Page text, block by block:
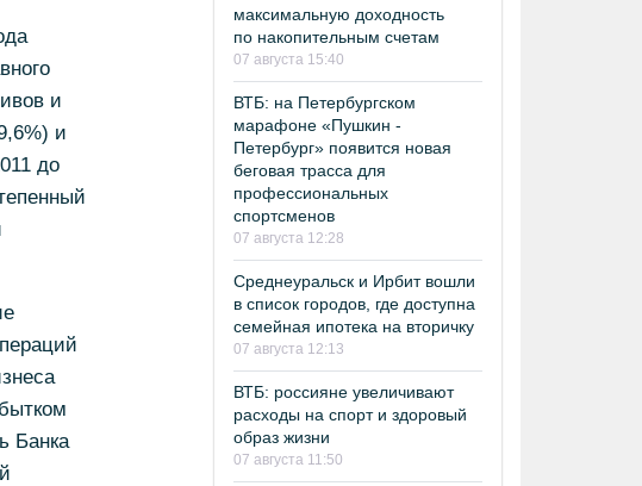
и
и
до
Банка
максимальную доходность
по накопительным счетам
07 августа 15:40
ВТБ: на Петербургском
марафоне «Пушкин -
Петербург» появится новая
беговая трасса для
профессиональных
спортсменов
07 августа 12:28
Среднеуральск и Ирбит вошли
в список городов, где доступна
семейная ипотека на вторичку
07 августа 12:13
ВТБ: россияне увеличивают
расходы на спорт и здоровый
образ жизни
07 августа 11:50